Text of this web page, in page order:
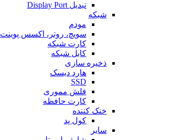
تبدیل Display Port
شبکه
مودم
سویچ، روتر، اکسس پوینت
کارت شبکه
کابل شبکه
ذخیره سازی
هارد دیسک
SSD
فلش مموری
کارت حافظه
خنک کننده
کول پد
سایر